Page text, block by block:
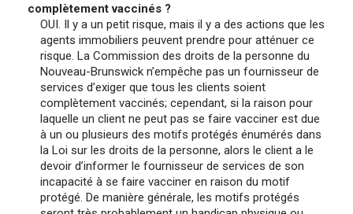
complètement vaccinés ?
OUI. Il y a un petit risque, mais il y a des actions que les
agents immobiliers peuvent prendre pour atténuer ce
risque. La Commission des droits de la personne du
Nouveau-Brunswick n’empêche pas un fournisseur de
services d’exiger que tous les clients soient
complètement vaccinés; cependant, si la raison pour
laquelle un client ne peut pas se faire vacciner est due
à un ou plusieurs des motifs protégés énumérés dans
la Loi sur les droits de la personne, alors le client a le
devoir d’informer le fournisseur de services de son
incapacité à se faire vacciner en raison du motif
protégé. De manière générale, les motifs protégés